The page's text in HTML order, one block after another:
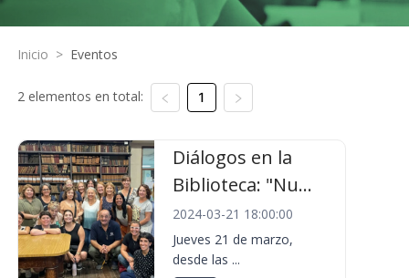
Inicio > Eventos
2 elementos en total: 1
Diálogos en la
Biblioteca: "Nu...
2024-03-21 18:00:00
Jueves 21 de marzo,
desde las ...